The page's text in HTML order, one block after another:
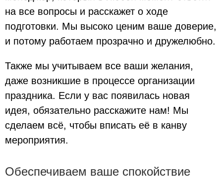
на все вопросы и расскажет о ходе
подготовки. Мы высоко ценим ваше доверие,
и потому работаем прозрачно и дружелюбно.
Также мы учитываем все ваши желания,
даже возникшие в процессе организации
праздника. Если у вас появилась новая
идея, обязательно расскажите нам! Мы
сделаем всё, чтобы вписать её в канву
мероприятия.
Обеспечиваем ваше спокойствие